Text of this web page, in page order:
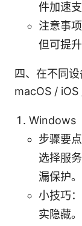
件加速
注意事
但可提
四、在不同
macOS /
Windows
步骤要
选择服
漏保护。
小技巧
实隐藏。